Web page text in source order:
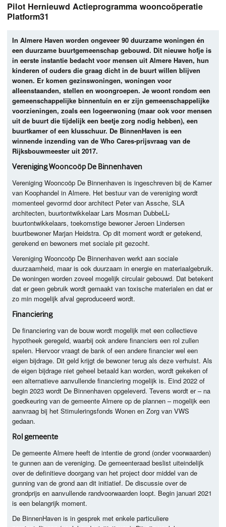
Pilot Hernieuwd Actieprogramma wooncoöperatie
Platform31
In Almere Haven worden ongeveer 90 duurzame woningen én
een duurzame buurtgemeenschap gebouwd. Dit nieuwe hofje is
in eerste instantie bedacht voor mensen uit Almere Haven, hun
kinderen of ouders die graag dicht in de buurt willen blijven
wonen. Er komen gezinswoningen, woningen voor
alleenstaanden, stellen en woongroepen. Je woont rondom een
gemeenschappelijke binnentuin en er zijn gemeenschappelijke
voorzieningen, zoals een logeerwoning (maar ook voor mensen
uit de buurt die tijdelijk een beetje zorg nodig hebben), een
buurtkamer of een klusschuur. De BinnenHaven is een
winnende inzending van de Who Cares-prijsvraag van de
Rijksbouwmeester uit 2017.
Vereniging Wooncoöp De Binnenhaven
Vereniging Wooncoöp De Binnenhaven is ingeschreven bij de Kamer
van Koophandel in Almere. Het bestuur van de vereniging wordt
momenteel gevormd door architect Peter van Assche,SLA
architecten, buurtontwikkelaar Lars Mosman DubbeLL-
buurtontwikkelaars, toekomstige bewoner Jeroen Lindersen
buurtbewoner Marjan Heidstra. Op dit moment wordt er getekend,
gerekend en bewoners met sociale pit gezocht.
Vereniging Wooncoöp De Binnenhaven werkt aan sociale
duurzaamheid, maar is ook duurzaam in energie en materiaalgebruik.
De woningen worden zoveel mogelijk circulair gebouwd. Dat betekent
dat er geen gebruik wordt gemaakt van toxische materialen en dat er
zo min mogelijk afval geproduceerd wordt.
Financiering
De financiering van de bouw wordt mogelijk met een collectieve
hypotheek geregeld, waarbij ook andere financiers een rol zullen
spelen. Hiervoor vraagt de bank of een andere financier wel een
eigen bijdrage. Dit geld krijgt de bewoner terug als deze verhuist. Als
de eigen bijdrage niet geheel betaald kan worden, wordt gekeken of
een alternatieve aanvullende financiering mogelijk is. Eind 2022 of
begin 2023 wordt De Binnenhaven opgeleverd. Tevens wordt er – na
goedkeuring van de gemeente Almere op de plannen – mogelijk een
aanvraag bij het Stimuleringsfonds Wonen en Zorg vanVWS
gedaan.
Rol gemeente
De gemeente Almere heeft de intentie de grond (onder voorwaarden)
te gunnen aan de vereniging. De gemeenteraad beslist uiteindelijk
over de definitieve doorgang van het project door middel van de
gunning van de grond aan dit initiatief. De discussie over de
grondprijs en aanvullende randvoorwaarden loopt. Begin januari 2021
is een belangrijk moment.
De BinnenHaven is in gesprek met enkele particuliere